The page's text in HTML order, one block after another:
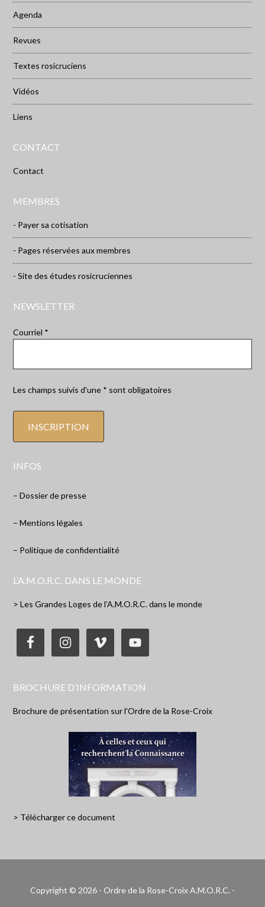
Agenda
Revues
Textes rosicruciens
Vidéos
Liens
CONTACT
Contact
MEMBRES
- Payer sa cotisation
- Pages réservées aux membres
- Site des études rosicruciennes
NEWSLETTER
Courriel *
Les champs suivis d'une * sont obligatoires
INFOS
– Dossier de presse
– Mentions légales
– Politique de confidentialité
L’A.M.O.R.C. DANS LE MONDE
> Les Grandes Loges de l’A.M.O.R.C. dans le monde
BROCHURE D’INFORMATION
Brochure de présentation sur l'Ordre de la Rose-Croix
> Télécharger ce document
Copyright © 2026 - Ordre de la Rose-Croix A.M.O.R.C. -